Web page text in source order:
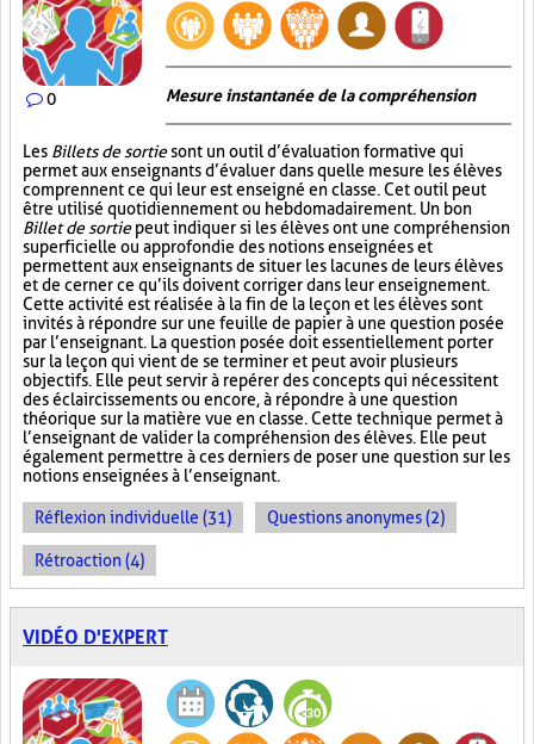
0 Mesure instantanée de la compréhension
Les Billets de sortiesont un outil d’évaluation formative qui
permet aux enseignants d’évaluer dans quelle mesure les élèves
comprennent ce qui leur est enseigné en classe. Cet outil peut
être utilisé quotidiennement ou hebdomadairement. Un bon
Billet de sortiepeut indiquer si les élèves ont une compréhension
superficielle ou approfondie des notions enseignées et
permettent aux enseignants de situer les lacunes de leurs élèves
et de cerner ce qu’ils doivent corriger dans leur enseignement.
Cette activité est réalisée à la fin de la leçon et les élèves sont
invités à répondre sur une feuille de papier à une question posée
par l’enseignant. La question posée doit essentiellement porter
sur la leçon qui vient de se terminer et peut avoir plusieurs
objectifs. Elle peut servir à repérer des concepts qui nécessitent
des éclaircissements ou encore, à répondre à une question
théorique sur la matière vue en classe. Cette technique permet à
l’enseignant de valider la compréhension des élèves. Elle peut
également permettre à ces derniers de poser une question sur les
notions enseignées à l’enseignant.
Réflexion individuelle (31) Questions anonymes (2)
Rétroaction (4)
VIDÉO D'EXPERT